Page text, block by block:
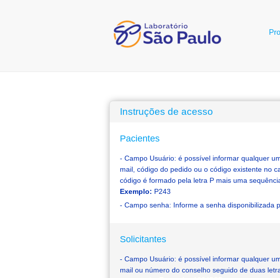
Instruções de acesso
Pacientes
- Campo Usuário: é possível informar qualquer
mail, código do pedido ou o código existente no
código é formado pela letra P mais uma
Exemplo: P243
- Campo senha: Informe a senha disponibilizada
Solicitantes
- Campo Usuário: é possível informar qualquer
mail ou número do conselho seguido de duas